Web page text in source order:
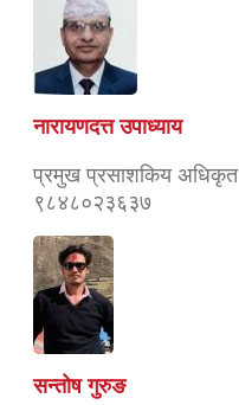
नारायणदत्त उपाध्याय
प्रमुख प्रसाशकिय अधिकृत
९८४८०२३६३७
सन्तोष गुरुङ